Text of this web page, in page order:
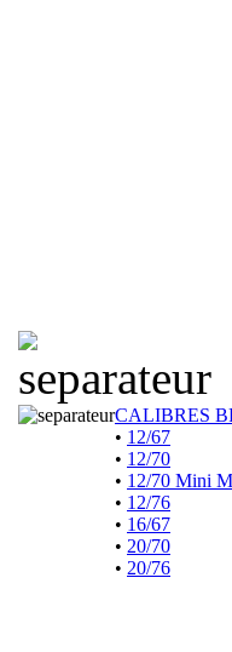
CALIBRES
• 12/67
• 12/70
• 12/70 Mini
• 12/76
• 16/67
• 20/70
• 20/76